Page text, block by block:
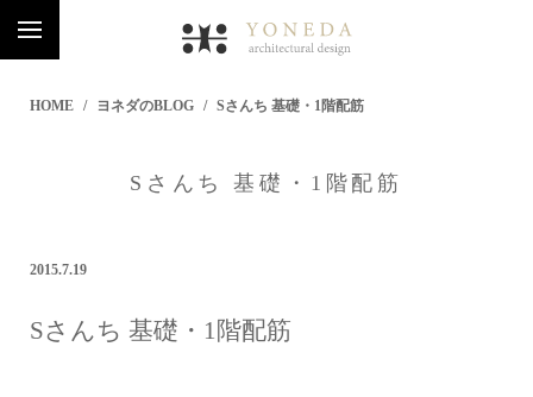
HOME ヨネダのBLOG Sさんち 基礎・1階配筋
Sさんち 基礎・1階配筋
2015.7.19
Sさんち 基礎・1階配筋